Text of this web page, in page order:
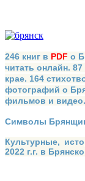
246 книг в PDF о
читать онлайн.
крае. 164
фотографий о
фильмов и
Символы
Культурные,
2022 г.г. в